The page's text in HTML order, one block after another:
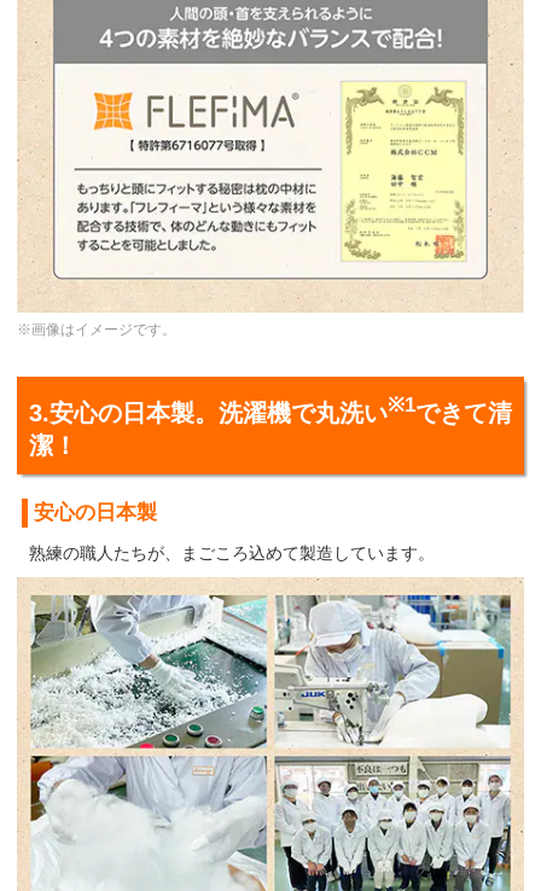
※画像はイメージです。
3.安心の日本製。洗濯機で丸洗い※1できて清
潔！
安心の日本製
熟練の職人たちが、まごころ込めて製造しています。